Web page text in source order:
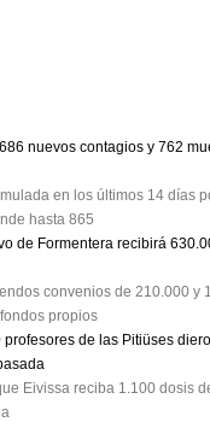
nuevos contagios y 762
en los últimos 14 días
hasta 865
de Formentera recibirá
convenios de 210.000 y
propios
de las Pitiüses
Eivissa reciba 1.100 dosis